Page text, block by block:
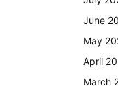
June
May
April
March